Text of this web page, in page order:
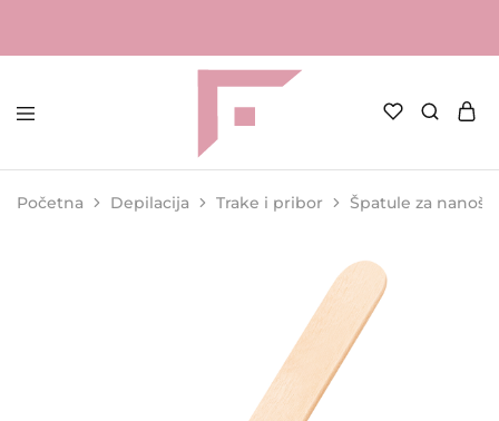
FAME
Profesionalna
za
kozmetičke
Početna Depilacija Trake i pribor Špatule za